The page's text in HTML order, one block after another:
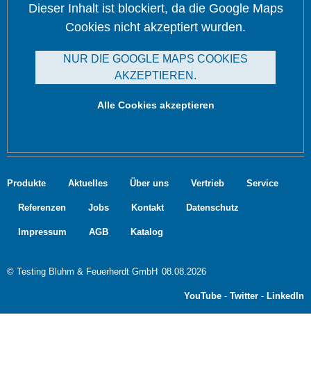
Dieser Inhalt ist blockiert, da die Google Maps
Cookies nicht akzeptiert wurden.
NUR DIE GOOGLE MAPS COOKIES
AKZEPTIEREN.
Alle Cookies akzeptieren
Produkte Aktuelles Über uns Vertrieb Service
Referenzen Jobs Kontakt Datenschutz
Impressum AGB Katalog
© Testing Bluhm & Feuerherdt GmbH 08.08.2026
YouTube - Twitter - LinkedIn